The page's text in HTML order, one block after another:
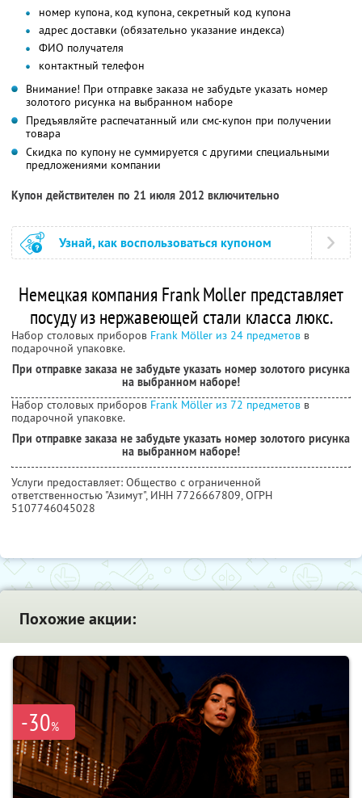
номер купона, код купона, секретный код купона
адрес доставки (обязательно указание индекса)
ФИО получателя
контактный телефон
Внимание! При отправке заказа не забудьте указать номер
золотого рисунка на выбранном наборе
Предъявляйте распечатанный или смс-купон при получении
товара
Скидка по купону не суммируется с другими специальными
предложениями компании
Купон действителен по 21 июля 2012 включительно
Узнай, как воспользоваться купоном
Немецкая компания Frank Moller представляет
посуду из нержавеющей стали класса люкс.
Набор столовых приборов Frank Möller из 24 предметов в
подарочной упаковке.
При отправке заказа не забудьте указать номер золотого рисунка
на выбранном наборе!
Набор столовых приборов Frank Möller из 72 предметов в
подарочной упаковке.
При отправке заказа не забудьте указать номер золотого рисунка
на выбранном наборе!
Услуги предоставляет: Общество с ограниченной
ответственностью "Азимут", ИНН 7726667809, ОГРН
5107746045028
Похожие акции:
-30%